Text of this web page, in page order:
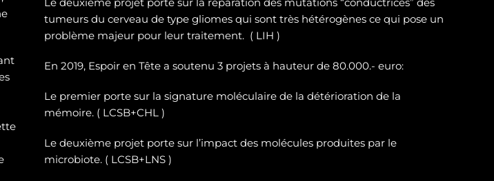
tumeurs du cerveau de type gliomes qui sont très hétérogènes ce qui pose un
problème majeur pour leur traitement. ( LIH )
En 2019, Espoir en Tête a soutenu 3 projets à hauteur de 80.000.- euro:
Le premier porte sur la signature moléculaire de la détérioration de la
mémoire. ( LCSB+CHL )
Le deuxième projet porte sur l’impact des molécules produites par le
microbiote. ( LCSB+LNS )